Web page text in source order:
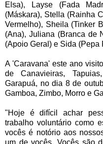
Elsa), Layse (Fada
(Máskara), Stella (Rainha
Vermelho), Sheila (Tinker
(Ana), Juliana (Branca de
(Apoio Geral) e Sida (Pepa
A 'Caravana' este ano
de Canavieiras,
Garapuá, no dia 8 de
Gamboa, Zimbo, Morro e
"Hoje é difícil achar
trabalho voluntário como
vocês é notório aos